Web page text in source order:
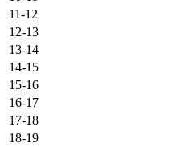
11-12
12-13
13-14
14-15
15-16
16-17
17-18
18-19